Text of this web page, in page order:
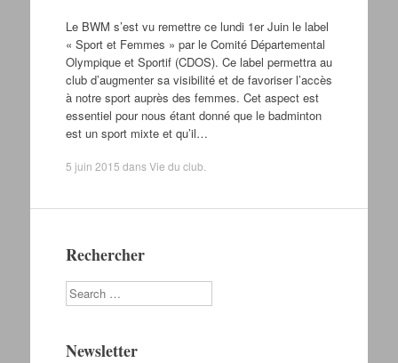
Le BWM s’est vu remettre ce lundi 1er Juin le label
« Sport et Femmes » par le Comité Départemental
Olympique et Sportif (CDOS). Ce label permettra au
club d’augmenter sa visibilité et de favoriser l’accès
à notre sport auprès des femmes. Cet aspect est
essentiel pour nous étant donné que le badminton
est un sport mixte et qu’il…
5 juin 2015 dansVie du club
Rechercher
Search
Newsletter